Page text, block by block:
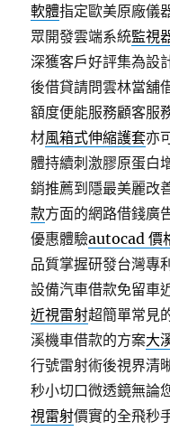
軟體指定歐美原廠儀
眾開發雲端系統監視
深獲客戶好評集為設
後借貸請問雲林當舖
額度便能服務顧客服
材風箱式伸縮護套亦
體持續刺激膠原蛋白
銷推薦到隱最美麗改
款方面的網路借錢廣
優惠體驗autocad 價
品質掌握研發台灣專
設備汽車借款免留車
近視雷射超簡單常見
溪機車借款的方案大
行號雷射術後視界清
秒小切口微透鏡無論
視雷射價實的全飛秒